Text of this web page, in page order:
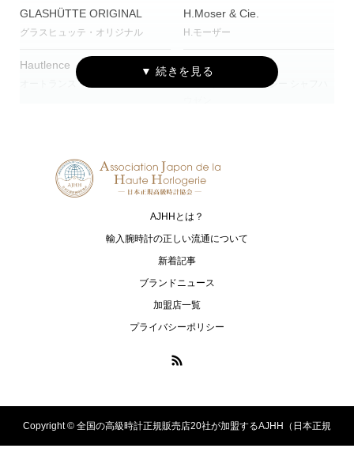
GLASHÜTTE ORIGINAL
グラスヒュッテ・オリジナル
H.Moser & Cie.
H.モーザー
Hautlence IWC
アイ・ダブリュー・シー シャフハ
NORQAIN OSSO ITALY
TAG Heuer
タグ・ホイヤー
AJHHとは？
輸入腕時計の正しい流通について
新着記事
ブランドニュース
加盟店一覧
プライバシーポリシー
Copyright © 全国の高級時計正規販売店20社が加盟するAJHH（日本正規